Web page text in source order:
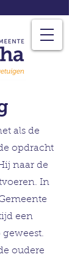
als de
opdracht
naar de
In
een
oudere